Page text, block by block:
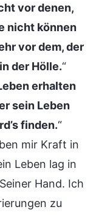
vor denen,
nicht können
vor dem, der
der Hölle.“
erhalten
sein Leben
finden.“
mir Kraft in
Leben lag in
Hand. Ich
zu